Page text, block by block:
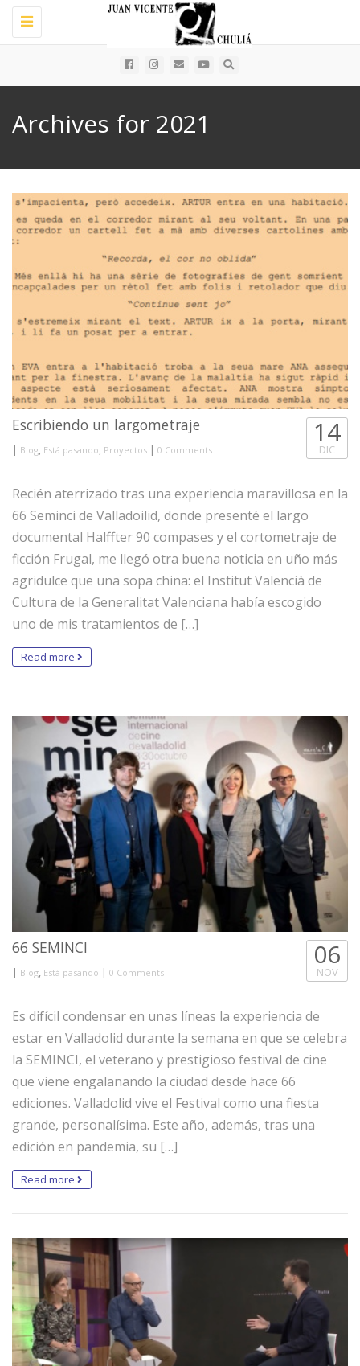
Toggle
navigation
Archives for 2021
Escribiendo un largometraje
| Blog, Está pasando, Proyectos | 0 Comments
14
DIC
Recién aterrizado tras una experiencia maravillosa en la
66 Seminci de Valladoilid, donde presenté el largo
documental Halffter 90 compases y el cortometraje de
ficción Frugal, me llegó otra buena noticia en uño más
agridulce que una sopa china: el Institut Valencià de
Cultura de la Generalitat Valenciana había escogido
uno de mis tratamientos de […]
Read more
66 SEMINCI
| Blog, Está pasando | 0 Comments
06
NOV
Es difícil condensar en unas líneas la experiencia de
estar en Valladolid durante la semana en que se celebra
la SEMINCI, el veterano y prestigioso festival de cine
que viene engalanando la ciudad desde hace 66
ediciones. Valladolid vive el Festival como una fiesta
grande, personalísima. Este año, además, tras una
edición en pandemia, su […]
Read more